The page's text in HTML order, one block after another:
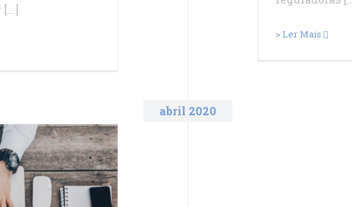
> Ler Mais
abril 2020